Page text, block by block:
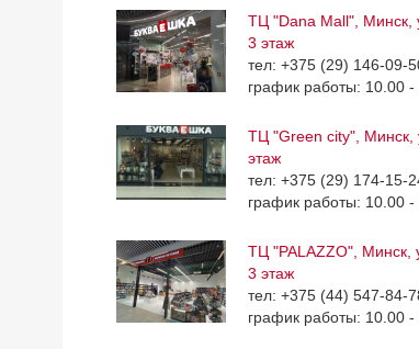
ТЦ "Dana Mall", Минск,
3 этаж
тел: +375 (29) 146-09-
график работы: 10.00 -
ТЦ "Green city", Минск,
этаж
тел: +375 (29) 174-15-
график работы: 10.00 -
ТЦ "PALAZZO", Минск,
3 этаж
тел: +375 (44) 547-84-
график работы: 10.00 -